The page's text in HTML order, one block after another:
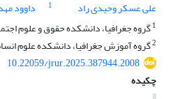
علی عسکر وحیدی راد
1 داوود
1گروه جغرافیا، دانشکده حقوق و علوم
2گروه آموزش جغرافیا، دانشکده علوم
10.22059/jrur.2025.387944.2008
چکیده